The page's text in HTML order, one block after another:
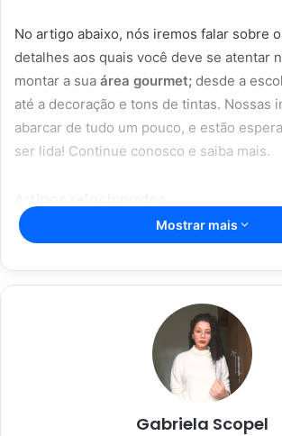
No artigo abaixo, nós iremos falar sobre
detalhes aos quais você deve se atentar
montar a sua área gourmet; desde a
até a decoração e tons de tintas. Nossas
abarcar de tudo um pouco, e estão
ser lida! Continue conosco e saiba mais.
perfumar sua casa
28/05/2023
Dicas caseiras para
de forma rápida e eficaz
Mostrar mais
Gabriela Scopel